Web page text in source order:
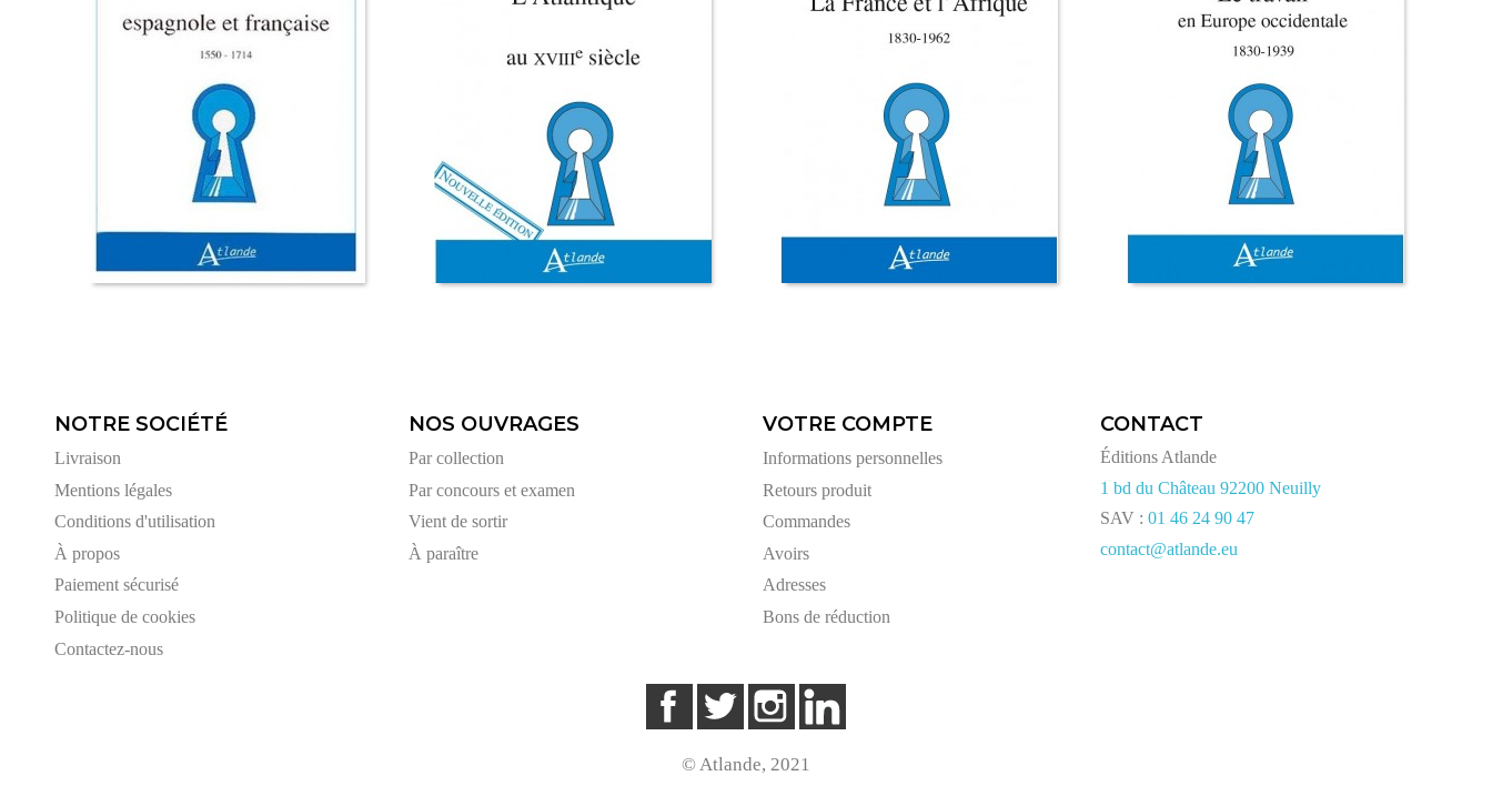
NOTRE SOCIÉTÉ
Livraison
Mentions légales
Conditions d'utilisation
À propos
Paiement sécurisé
Politique de cookies
Contactez-nous
NOS OUVRAGES
Par collection
Par concours et examen
Vient de sortir
À paraître
VOTRE COMPTE
Informations personnelles
Retours produit
Commandes
Avoirs
Adresses
Bons de réduction
CONTACT
Éditions Atlande
1 bd du Château 92200 Neuilly
SAV :01 46 24 90 47
contact@atlande.eu
FacebookTwitter Instagram
© Atlande, 2021